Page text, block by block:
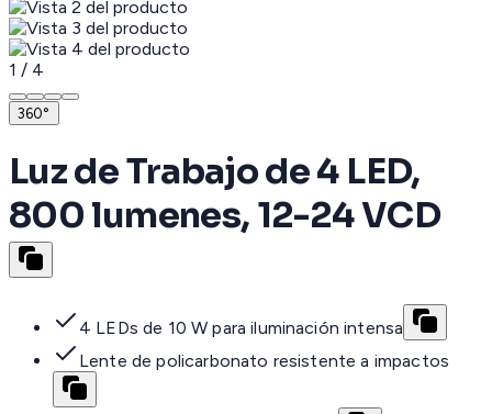
1 / 4
360°
Luz de Trabajo de 4 LED,
800 lumenes, 12-24 VCD
4 LEDs de 10 W para iluminación intensa
Lente de policarbonato resistente a impactos